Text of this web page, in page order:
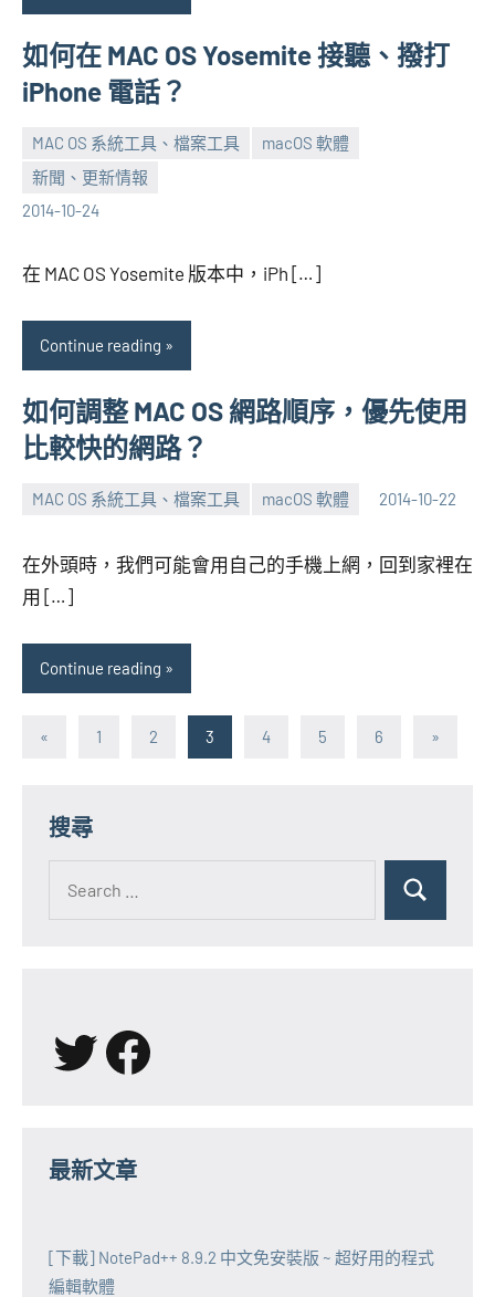
如何在 MAC OS Yosemite 接聽、撥打
iPhone 電話？
MAC OS 系統工具、檔案工具
macOS 軟體
新聞、更新情報
2014-10-24
張
海
No
comments
在 MAC OS Yosemite 版本中，iPh […]
Continue reading
如何調整 MAC OS 網路順序，優先使用
比較快的網路？
MAC OS 系統工具、檔案工具 macOS 軟體 2014-10-22
芋
在外頭時，我們可能會用自己的手機上網，回到家裡在
用 […]
Continue reading
文
分
頁
« Previous1 2 3 4 5 6
Next
»
搜尋
for:
Search
X Facebook
最新文章
[下載] NotePad++ 8.9.2 中文免安裝版 ~ 超好用的程式
編輯軟體